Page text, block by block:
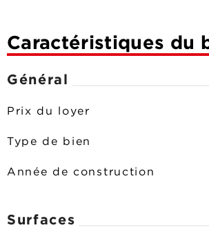
Caractéristiques du
Général
Prix du loyer
Type de bien
Année de construction
Surfaces